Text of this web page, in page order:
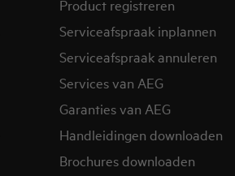
Product registreren
Serviceafspraak inplannen
Serviceafspraak annuleren
Services van AEG
Garanties van AEG
Handleidingen downloaden
Brochures downloaden